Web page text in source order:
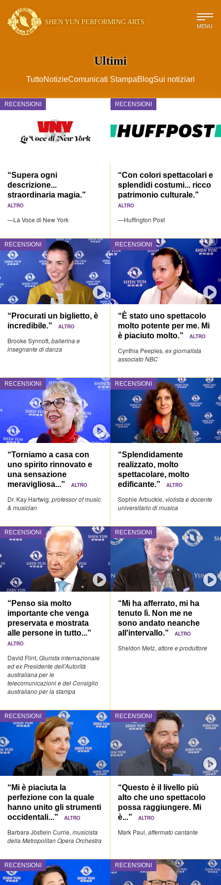
SHEN YUN PERFORMING ARTS MENU
Ultimi
TuttoNotizieComunicati StampaBlogSui notiziari
RECENSIONI
“Supera ogni
descrizione...
straordinaria magia.”
ALTRO
—La Voce di New York
RECENSIONI
“Con colori spettacolari e
splendidi costumi... ricco
patrimonio culturale.”
ALTRO
—Huffington Post
RECENSIONI
“Procurati un biglietto, è
incredibile.”
ALTRO
Brooke Synnott, ballerina e
insegnante di danza
RECENSIONI
“È stato uno spettacolo
molto potente per me. Mi
è piaciuto molto.”ALTRO
Cynthia Peeples,ex giornalista
associato NBC
RECENSIONI
“Torniamo a casa con
uno spirito rinnovato e
una sensazione
meravigliosa...”
ALTRO
Dr. Kay Hartwig, professor of music
& musician
RECENSIONI
“Splendidamente
realizzato, molto
spettacolare, molto
edificante.”ALTRO
Sophie Arbuckle, violista e docente
universitario di musica
RECENSIONI
“Penso sia molto
importante che venga
preservata e mostrata
alle persone in tutto...”
ALTRO
David Flint, Giurista internazionale
ed ex Presidente dell'Autorità
australiana per le
telecomunicazioni e del Consiglio
australiano per la stampa
RECENSIONI
“Mi ha afferrato, mi ha
tenuto lì. Non me ne
sono andato neanche
all'intervallo.”ALTRO
Sheldon Metz,attore e produttore
RECENSIONI
“Mi è piaciuta la
perfezione con la quale
hanno unito gli strumenti
occidentali...”
ALTRO
Barbara Jöstlein Currie, musicista
della Metropolitan Opera Orchestra
RECENSIONI
“Questo è il livello più
alto che uno spettacolo
possa raggiungere. Mi
è...”ALTRO
Mark Paul,affermato cantante
RECENSIONI RECENSIONI